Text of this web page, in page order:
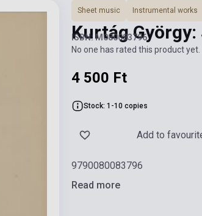
Sheet music Instrumental works
Kurtág
ISBN: M080083796
No one has rated this product
4 500 Ft
Stock: 1-10 copies
Add to
9790080083796
Read more